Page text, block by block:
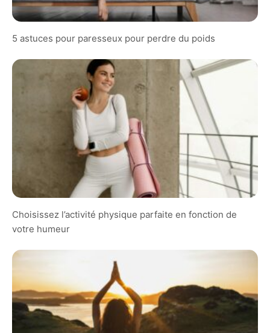
5 astuces pour paresseux pour perdre du poids
Choisissez l’activité physique parfaite en fonction de
votre humeur